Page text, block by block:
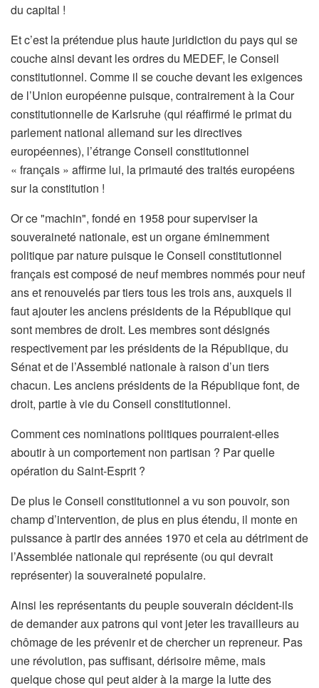
du capital !
Et c’est la prétendue plus haute juridiction du pays qui se
couche ainsi devant les ordres du MEDEF, le Conseil
constitutionnel. Comme il se couche devant les exigences
de l’Union européenne puisque, contrairement à la Cour
constitutionnelle de Karlsruhe (qui réaffirmé le primat du
parlement national allemand sur les directives
européennes), l’étrange Conseil constitutionnel
« français » affirme lui, la primauté des traités européens
sur la constitution !
Or ce "machin", fondé en 1958 pour superviser la
souveraineté nationale, est un organe éminemment
politique par nature puisque le Conseil constitutionnel
français est composé de neuf membres nommés pour neuf
ans et renouvelés par tiers tous les trois ans, auxquels il
faut ajouter les anciens présidents de la République qui
sont membres de droit. Les membres sont désignés
respectivement par les présidents de la République, du
Sénat et de l’Assemblé nationale à raison d’un tiers
chacun. Les anciens présidents de la République font, de
droit, partie à vie du Conseil constitutionnel.
Comment ces nominations politiques pourraient-elles
aboutir à un comportement non partisan ? Par quelle
opération du Saint-Esprit ?
De plus le Conseil constitutionnel a vu son pouvoir, son
champ d’intervention, de plus en plus étendu, il monte en
puissance à partir des années 1970 et cela au détriment de
l’Assemblée nationale qui représente (ou qui devrait
représenter) la souveraineté populaire.
Ainsi les représentants du peuple souverain décident-ils
de demander aux patrons qui vont jeter les travailleurs au
chômage de les prévenir et de chercher un repreneur. Pas
une révolution, pas suffisant, dérisoire même, mais
quelque chose qui peut aider à la marge la lutte des